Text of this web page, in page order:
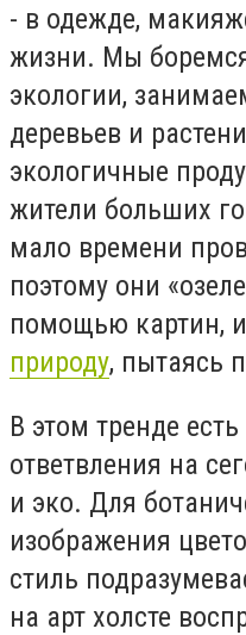
- в одежде,
жизни. Мы
экологии,
деревьев и
экологичные
жители больших
мало времени
поэтому они
помощью картин,
природу, пытаясь
В этом тренде
ответвления на
и эко. Для
изображения
стиль
на арт холсте